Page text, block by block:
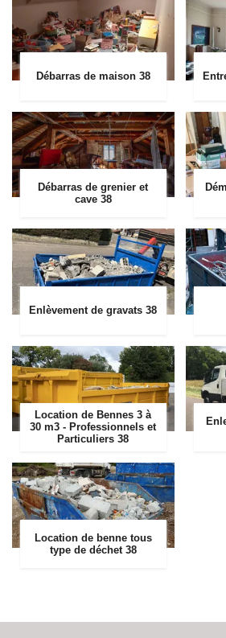
Débarras de maison 38
Débarras de grenier et
cave 38
Enlèvement de gravats 38
Location de Bennes 3 à
30 m3 - Professionnels et
Particuliers 38
Location de benne tous
type de déchet 38